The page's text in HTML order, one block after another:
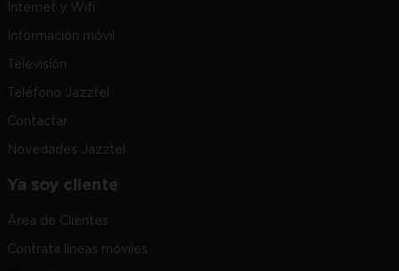
Internet y Wifi
Información móvil
Televisión
Teléfono Jazztel
Contactar
Novedades Jazztel
Ya soy cliente
Área de Clientes
Contrata líneas móviles